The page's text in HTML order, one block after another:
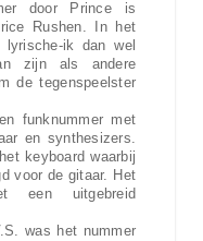
door Prince is
Rushen. In het
ik dan wel
zijn als andere
de tegenspeelster
funknummer met
en synthesizers.
keyboard waarbij
voor de gitaar. Het
een uitgebreid
was het nummer